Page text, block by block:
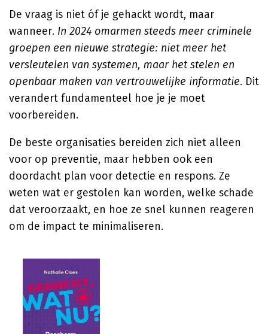
De vraag is niet óf je gehackt wordt, maar
wanneer. In 2024 omarmen steeds meer criminele
groepen een nieuwe strategie: niet meer het
versleutelen van systemen, maar het stelen en
openbaar maken van vertrouwelijke informatie. Dit
verandert fundamenteel hoe je je moet
voorbereiden.
De beste organisaties bereiden zich niet alleen
voor op preventie, maar hebben ook een
doordacht plan voor detectie en respons. Ze
weten wat er gestolen kan worden, welke schade
dat veroorzaakt, en hoe ze snel kunnen reageren
om de impact te minimaliseren.